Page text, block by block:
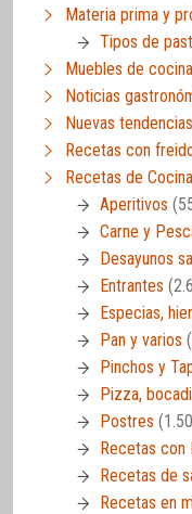
Materia prima y
Tipos de
Muebles de cocina
Noticias
Nuevas tendencias
Recetas con
Recetas de Cocina
Aperitivos
Carne y
Desayunos
Entrantes
Especias,
Pan y varios
Pinchos y
Pizza,
Postres
Recetas con
Recetas de
Recetas en